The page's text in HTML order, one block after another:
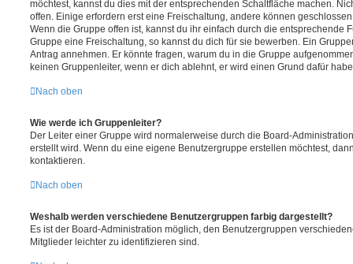
möchtest, kannst du dies mit der entsprechenden Schaltfläche machen.
offen. Einige erfordern erst eine Freischaltung, andere können
Wenn die Gruppe offen ist, kannst du ihr einfach durch die entsprechende
Gruppe eine Freischaltung, so kannst du dich für sie bewerben. Ein
Antrag annehmen. Er könnte fragen, warum du in die Gruppe
keinen Gruppenleiter, wenn er dich ablehnt, er wird einen Grund dafür
Nach oben
Wie werde ich Gruppenleiter?
Der Leiter einer Gruppe wird normalerweise durch die Board-
erstellt wird. Wenn du eine eigene Benutzergruppe erstellen möchtest,
kontaktieren.
Nach oben
Weshalb werden verschiedene Benutzergruppen farbig dargestellt?
Es ist der Board-Administration möglich, den Benutzergruppen
Mitglieder leichter zu identifizieren sind.